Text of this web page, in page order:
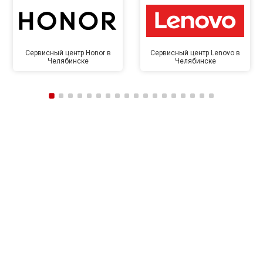
Сервисный центр Honor в
Челябинске
Сервисный центр Lenovo в
Челябинске